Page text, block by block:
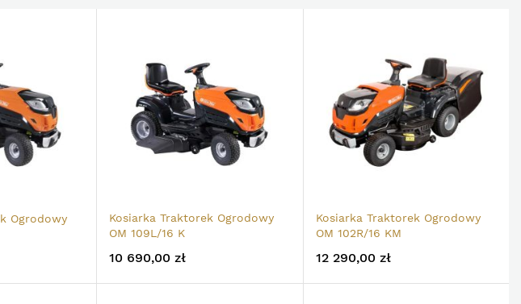
Ogrodowy
Kosiarka Traktorek Ogrodowy
OM 109L/16 K
10 690,00 zł
Kosiarka Traktorek Ogrodowy
OM 102R/16 KM
12 290,00 zł